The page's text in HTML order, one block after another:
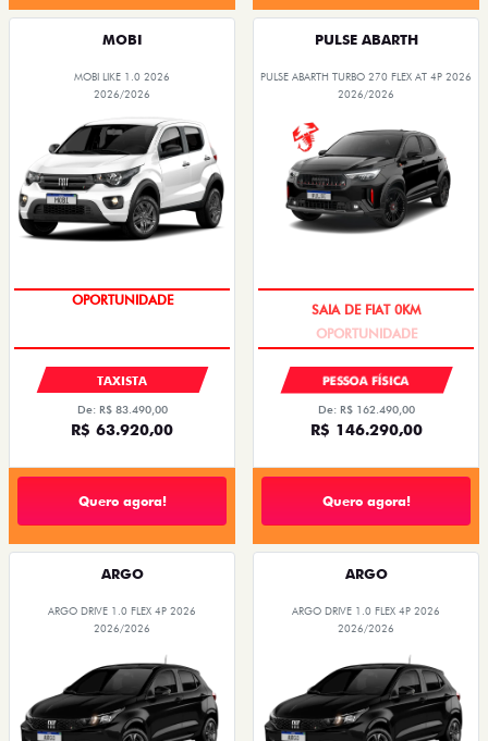
MOBI
MOBI LIKE 1.0 2026
2026/2026
OPORTUNIDADE
TAXISTA
De: R$ 83.490,00
R$ 63.920,00
Quero agora!
PULSE ABARTH
PULSE ABARTH TURBO 270 FLEX AT 4P 2026
2026/2026
OPORTUNIDADE
PESSOA FÍSICA
De: R$ 162.490,00
R$ 146.290,00
Quero agora!
ARGO
ARGO DRIVE 1.0 FLEX 4P 2026
2026/2026
ARGO
ARGO DRIVE 1.0 FLEX 4P 2026
2026/2026